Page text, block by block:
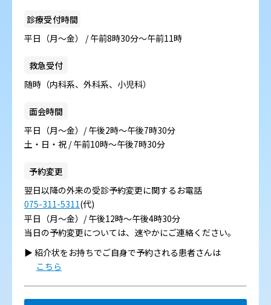
診療受付時間
平日（月～金） / 午前8時30分～午前11時
救急受付
随時（内科系、外科系、小児科）
面会時間
平日（月～金）/ 午後2時～午後7時30分
土・日・祝 / 午前10時～午後7時30分
予約変更
翌日以降の外来の受診予約変更に関するお電話
075-311-5311(代)
平日（月～金）/ 午後12時～午後4時30分
当日の予約変更については、速やかにご連絡ください。
▶︎ 紹介状をお持ちでご自身で予約される患者さんは
こちら